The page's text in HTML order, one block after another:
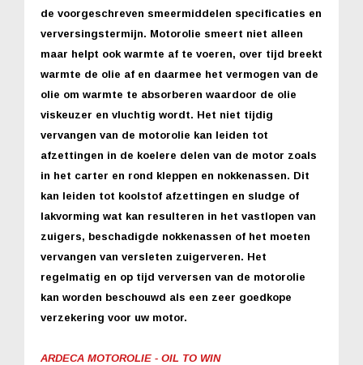
de voorgeschreven smeermiddelen specificaties en
verversingstermijn. Motorolie smeert niet alleen
maar helpt ook warmte af te voeren, over tijd breekt
warmte de olie af en daarmee het vermogen van de
olie om warmte te absorberen waardoor de olie
viskeuzer en vluchtig wordt. Het niet tijdig
vervangen van de motorolie kan leiden tot
afzettingen in de koelere delen van de motor zoals
in het carter en rond kleppen en nokkenassen. Dit
kan leiden tot koolstof afzettingen en sludge of
lakvorming wat kan resulteren in het vastlopen van
zuigers, beschadigde nokkenassen of het moeten
vervangen van versleten zuigerveren. Het
regelmatig en op tijd verversen van de motorolie
kan worden beschouwd als een zeer goedkope
verzekering voor uw motor.
ARDECA MOTOROLIE - OIL TO WIN